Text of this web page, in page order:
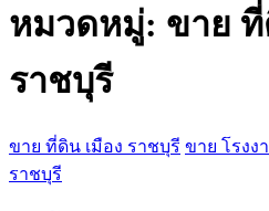
หมวดหมู่: ขาย ที่
ราชบุรี
ขาย ที่ดิน เมือง ราชบุรี ขาย โรงง
ราชบุรี